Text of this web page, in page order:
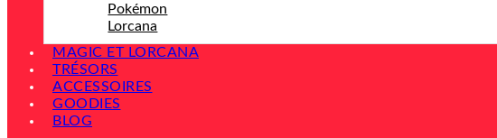
Pokémon
Lorcana
MAGIC ET LORCANA
TRÉSORS
ACCESSOIRES
GOODIES
BLOG